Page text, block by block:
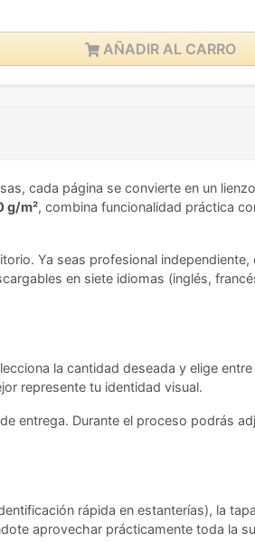
AÑADIR AL CARRO
cada página se convierte en un
g/m², combina funcionalidad práctica
Ya seas profesional
en siete idiomas (inglés,
la cantidad deseada y elige
represente tu identidad visual.
entrega. Durante el proceso podrás
rápida en estanterías), la
aprovechar prácticamente toda la